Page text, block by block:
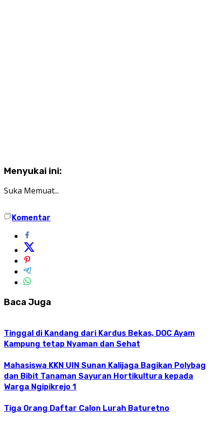
Menyukai ini:
Suka Memuat...
Komentar
Baca Juga
Tinggal di Kandang dari Kardus Bekas, DOC Ayam
Kampung tetap Nyaman dan Sehat
Mahasiswa KKN UIN Sunan Kalijaga Bagikan Polybag
dan Bibit Tanaman Sayuran Hortikultura kepada
Warga Ngipikrejo 1
Tiga Orang Daftar Calon Lurah Baturetno